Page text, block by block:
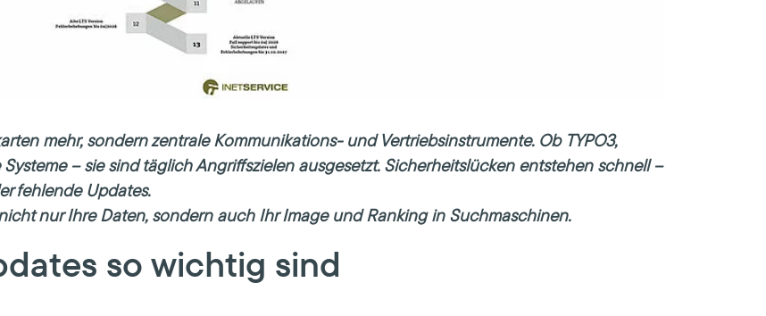
mehr, sondern zentrale Kommunikations- und Vertriebsinstrumente. Ob TYPO3,
– sie sind täglich Angriffszielen ausgesetzt. Sicherheitslücken entstehen schnell –
fehlende Updates.
nur Ihre Daten, sondern auch Ihr Image und Ranking in Suchmaschinen.
so wichtig sind